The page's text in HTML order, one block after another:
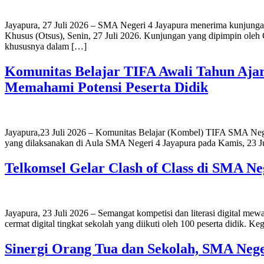
Jayapura, 27 Juli 2026 – SMA Negeri 4 Jayapura menerima
Khusus (Otsus), Senin, 27 Juli 2026. Kunjungan yang dipimpin oleh
khususnya dalam […]
Komunitas Belajar TIFA Awali Tahun
Memahami Potensi Peserta Didik
Jayapura,23 Juli 2026 – Komunitas Belajar (Kombel) TIFA SMA
yang dilaksanakan di Aula SMA Negeri 4 Jayapura pada Kamis,
Telkomsel Gelar Clash of Class di SMA
Jayapura, 23 Juli 2026 – Semangat kompetisi dan literasi digital
cermat digital tingkat sekolah yang diikuti oleh 100 peserta didik.
Sinergi Orang Tua dan Sekolah, SMA